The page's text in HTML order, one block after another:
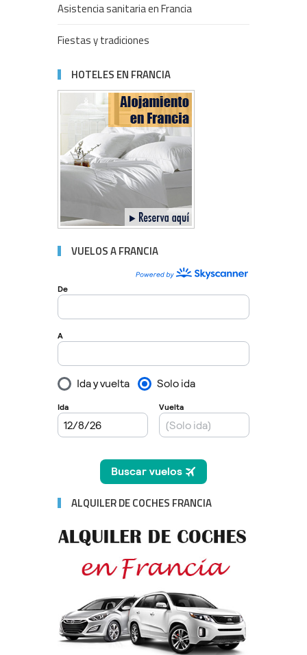
Asistencia sanitaria en Francia
Fiestas y tradiciones
HOTELES EN FRANCIA
VUELOS A FRANCIA
ALQUILER DE COCHES FRANCIA